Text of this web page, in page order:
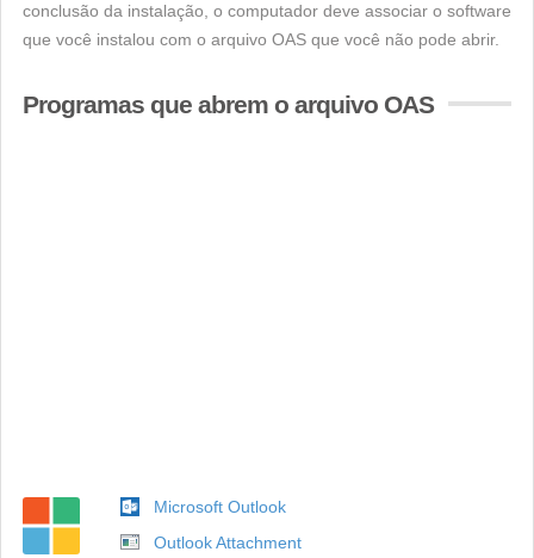
conclusão da instalação, o computador deve associar o software
que você instalou com o arquivo OAS que você não pode abrir.
Programas que abrem o arquivo OAS
Microsoft Outlook
Outlook Attachment